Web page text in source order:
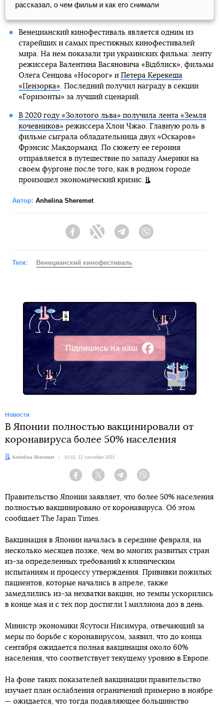
рассказал, о чем фильм и как его снимали
Венецианский кинофестиваль является одним из
старейших и самых престижных кинофестивалей
мира. На нем показали три украинских фильма: ленту
режиссера Валентина Васяновича «Відблиск», фильмы
Олега Сенцова «Носорог» и Петера Керекеша
«Цензорка». Последний получил награду в секции
«Горизонты» за лучший сценарий.
В 2020 году «Золотого льва» получила лента «Земля
кочевников»режиссера Хлои Чжао. Главную роль в
фильме сыграла обладательница двух «Оскаров»
Фрэнсис Макдорманд. По сюжету ее героиня
отправляется в путешествие по западу Америки на
своем фургоне после того, как в родном городе
произошел экономический кризис.
Автор: Anhelina Sheremet
FacebookTwitter Telegram
Теги: Венецианский кинофестиваль
Підпишись на наш
Facebook
Новости
В Японии полностью вакцинировали от
коронавируса более 50% населения
Автор:
Anhelina Sheremet Дата:
10:42, 12 сентября 2021
Facebook Twitter Telegram
Правительство Японии заявляет, что более 50% населения
полностью вакцинировано от коронавируса. Об этом
сообщает The Japan Times.
Вакцинация в Японии началась в середине февраля, на
несколько месяцев позже, чем во многих развитых стран
из-за определенных требований к клиническим
испытаниям и процессу утверждения. Прививки пожилых
пациентов, которые начались в апреле, также
замедлились из-за нехватки вакцин, но темпы ускорились
в конце мая и с тех пор достигли 1 миллиона доз в день.
Министр экономики Ясутоси Нисимура, отвечающий за
меры по борьбе с коронавирусом, заявил, что до конца
сентября ожидается полная вакцинация около 60%
населения, что соответствует текущему уровню в Европе.
На фоне таких показателей вакцинации правительство
изучает план ослабления ограничений примерно в ноябре
— ожидается, что тогда подавляющее большинство